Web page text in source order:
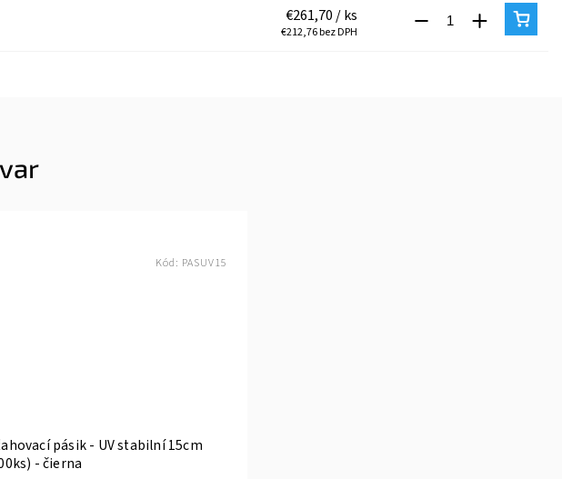
€261,70 / ks
€212,76 bez DPH
pásik - UV stabilní 15cm
- čierna
Kód: PASUV15